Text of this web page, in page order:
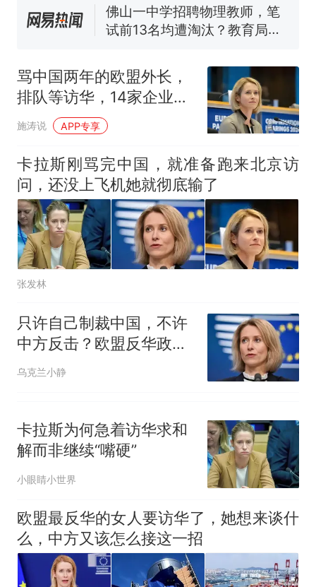
已叫停招聘，成立调查组全面
核查
台风"白海豚"中心附近最大风
力已达15级 最新研判
43.98万起
热 那个在床头放菜刀的女孩，
因老师一句“跟我回家”改写了
人生
骂中国两年的欧盟外长，
排队等访华，14家企业被
制裁，她终于慌了
施涛说 APP专享
卡拉斯刚骂完中国，就准备跑来北京访
问，还没上飞机她就彻底输了
张发林
只许自己制裁中国，不许
中方反击？欧盟反华政客
要来，该怎么接招
乌克兰小静
卡拉斯为何急着访华求和
解而非继续“嘴硬”
小眼睛小世界
欧盟最反华的女人要访华了，她想来谈什
么，中方又该怎么接这一招